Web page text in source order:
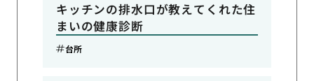
キッチンの排水口が教えてくれた住
まいの健康診断
台所